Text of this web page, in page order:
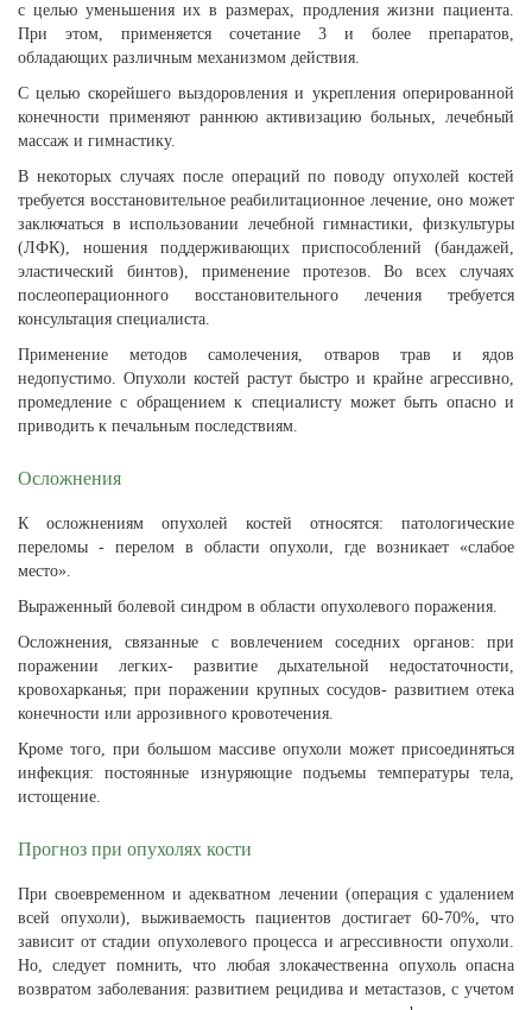
с целью уменьшения их в размерах, продления жизни пациента.
При этом, применяется сочетание 3 и более препаратов,
обладающих различным механизмом действия.
С целью скорейшего выздоровления и укрепления оперированной
конечности применяют раннюю активизацию больных, лечебный
массаж и гимнастику.
В некоторых случаях после операций по поводу опухолей костей
требуется восстановительное реабилитационное лечение, оно может
заключаться в использовании лечебной гимнастики, физкультуры
(ЛФК), ношения поддерживающих приспособлений (бандажей,
эластический бинтов), применение протезов. Во всех случаях
послеоперационного восстановительного лечения требуется
консультация специалиста.
Применение методов самолечения, отваров трав и ядов
недопустимо. Опухоли костей растут быстро и крайне агрессивно,
промедление с обращением к специалисту может быть опасно и
приводить к печальным последствиям.
Осложнения
К осложнениям опухолей костей относятся: патологические
переломы - перелом в области опухоли, где возникает «слабое
место».
Выраженный болевой синдром в области опухолевого поражения.
Осложнения, связанные с вовлечением соседних органов: при
поражении легких- развитие дыхательной недостаточности,
кровохарканья; при поражении крупных сосудов- развитием отека
конечности или аррозивного кровотечения.
Кроме того, при большом массиве опухоли может присоединяться
инфекция: постоянные изнуряющие подъемы температуры тела,
истощение.
Прогноз при опухолях кости
При своевременном и адекватном лечении (операция с удалением
всей опухоли), выживаемость пациентов достигает 60-70%, что
зависит от стадии опухолевого процесса и агрессивности опухоли.
Но, следует помнить, что любая злокачественна опухоль опасна
возвратом заболевания: развитием рецидива и метастазов, с учетом